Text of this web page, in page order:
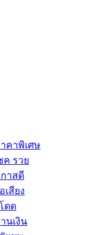
คาพิเศษ
ค รวย
กาสดี
เสียง
ดด
นเงิน